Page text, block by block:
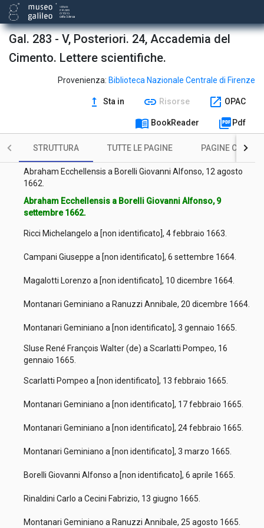
Gal. 283 - V, Posteriori. 24, Accademia del
Cimento. Lettere scientifiche.
Provenienza: Biblioteca Nazionale Centrale di Firenze
upgrade Sta in link Risorse open_in_new OPAC
menu_book BookReader picture_as_pdf Pdf
STRUTTURA TUTTE LE PAGINE PAGINE CON
Fabri Honoré a Magalotti Lorenzo, [s.d.].
[Non identificato] a Magalotti Lorenzo, 11 settembre 1660.
Fabri Honoré a Magalotti Lorenzo, 20 settembre 1664.
Fabri Honoré a Magalotti Lorenzo, 28 novembre 1660.
[Non identificato] a [non identificato], 3 gennaio 1661.
[Non identificato] a [non identificato], 18 aprile 1661.
Fabri Honoré a Magalotti Lorenzo, 21 maggio 1661.
Abraham Ecchellensis a Borelli Giovanni Alfonso, 12 agosto
1662.
Abraham Ecchellensis a Borelli Giovanni Alfonso, 9
settembre 1662.
Ricci Michelangelo a [non identificato], 4 febbraio 1663.
Campani Giuseppe a [non identificato], 6 settembre 1664.
Magalotti Lorenzo a [non identificato], 10 dicembre 1664.
Montanari Geminiano a Ranuzzi Annibale, 20 dicembre 1664.
Montanari Geminiano a [non identificato], 3 gennaio 1665.
Sluse René François Walter (de) a Scarlatti Pompeo, 16
gennaio 1665.
Scarlatti Pompeo a [non identificato], 13 febbraio 1665.
Montanari Geminiano a [non identificato], 17 febbraio 1665.
Montanari Geminiano a [non identificato], 24 febbraio 1665.
Montanari Geminiano a [non identificato], 3 marzo 1665.
Borelli Giovanni Alfonso a [non identificato], 6 aprile 1665.
Rinaldini Carlo a Cecini Fabrizio, 13 giugno 1665.
Montanari Geminiano a Ranuzzi Annibale, 25 agosto 1665.